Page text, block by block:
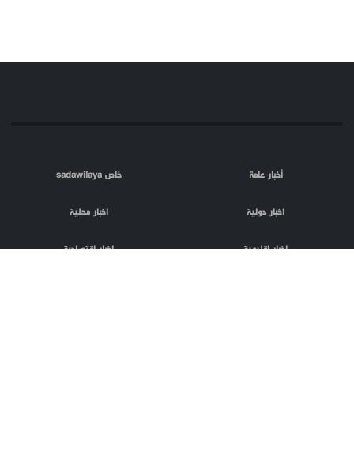
أخبار عامة خاص sadawilaya
اخبار دولية اخبار محلية
اخبار اقليمية اخبار اقتصادية